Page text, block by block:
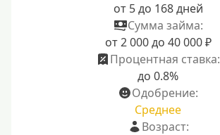
от 5 до 168 дней
Сумма займа:
от 2 000 до 40 000 ₽
Процентная ставка:
до 0.8%
Одобрение:
Среднее
Возраст: